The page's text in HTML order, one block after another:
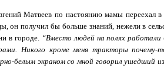
Матвеев по настоянию мамы переехал
он получил бы больше знаний, нежели в
в городе. “Вместо людей на полях
Никого кроме меня тракторы почему-
белым экраном со мной говорил ушедший